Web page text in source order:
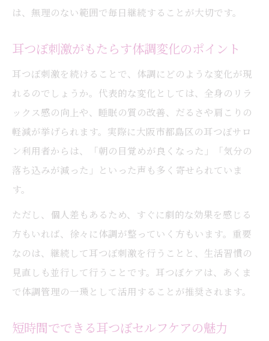
日常生活に耳つぼを取り入れるタイミング
生活習慣と組み合わせる耳つぼ活用法
セルフケアで注意したい耳つぼ刺激の目安
は、無理のない範囲で毎日継続することが大切です。
耳つぼ刺激がもたらす体調変化のポイント
耳つぼ刺激を続けることで、体調にどのような変化が現
れるのでしょうか。代表的な変化としては、全身のリラ
ックス感の向上や、睡眠の質の改善、だるさや肩こりの
軽減が挙げられます。実際に大阪市都島区の耳つぼサロ
ン利用者からは、「朝の目覚めが良くなった」「気分の
落ち込みが減った」といった声も多く寄せられていま
す。
ただし、個人差もあるため、すぐに劇的な効果を感じる
方もいれば、徐々に体調が整っていく方もいます。重要
なのは、継続して耳つぼ刺激を行うことと、生活習慣の
見直しも並行して行うことです。耳つぼケアは、あくま
で体調管理の一環として活用することが推奨されます。
短時間でできる耳つぼセルフケアの魅力